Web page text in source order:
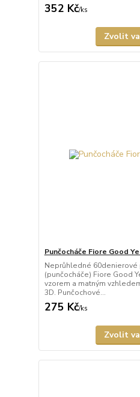
352 Kč/ks
Zvolit
Punčocháče Fiore Good
Neprůhledné 60denierové
(punčocháče) Fiore Good
vzorem a matným
3D. Punčochové...
275 Kč/ks
Zvolit